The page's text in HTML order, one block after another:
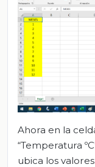
Ahora en la
“Temperatura
ubica los